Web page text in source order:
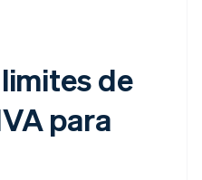
de
para